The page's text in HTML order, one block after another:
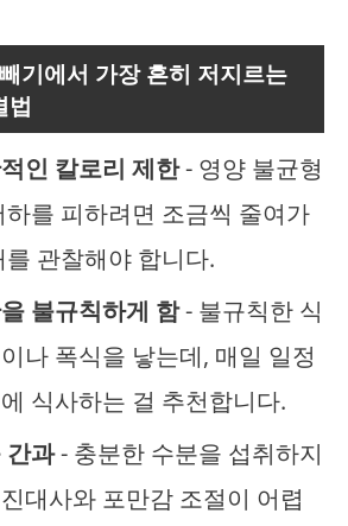
기에서 가장 흔히 저지르는
법
인 칼로리 제한- 영양 불균형
하를 피하려면 조금씩 줄여가
를 관찰해야 합니다.
불규칙하게 함- 불규칙한 식
나 폭식을 낳는데, 매일 일정
식사하는 걸 추천합니다.
간과- 충분한 수분을 섭취하지
대사와 포만감 조절이 어렵